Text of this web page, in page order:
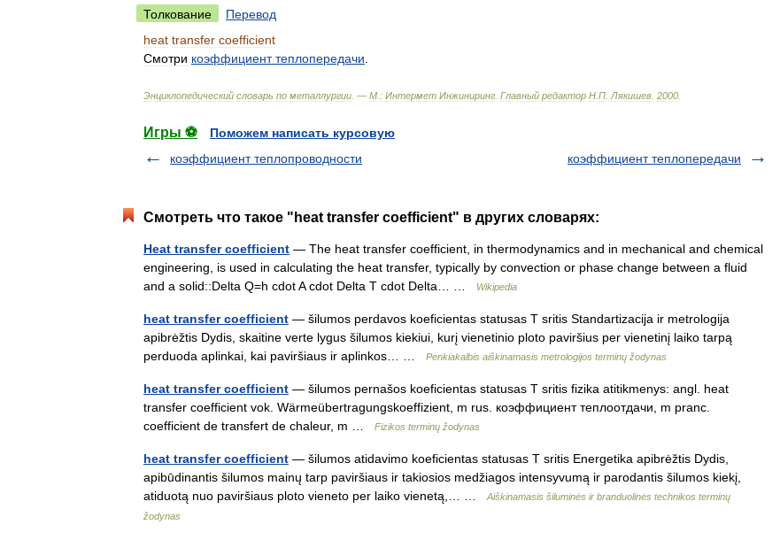
Толкование
Перевод
heat transfer coefficient
Смотри коэффициент теплопередачи
Энциклопедический словарь по металлургии . — М : Интермет Инжиниринг Главный редактор Н П Лякишев 2000
Игры ⚽
Поможем написать курсовую
коэффициент теплопроводности
коэффициент теплопередачи
Смотреть что такое "heat transfer coefficient" в других словарях:
Heat transfer coefficient — The heat transfer coefficient, in thermodynamics and in mechanical and chemical
engineering, is used in calculating the heat transfer, typically by convection or phase change between a fluid
and a solid::Delta Q=h cdot A cdot Delta T cdot Delta… …
Wikipedia
heat transfer coefficient — šilumos perdavos koeficientas statusas T sritis Standartizacija ir metrologija
apibrėžtis Dydis, skaitine verte lygus šilumos kiekiui, kurį vienetinio ploto paviršius per vienetinį laiko tarpą
perduoda aplinkai, kai paviršiaus ir aplinkos… …
Penkiakalbis aiškinamasis metrologijos terminų žodynas
heat transfer coefficient — šilumos pernašos koeficientas statusas T sritis fizika atitikmenys: angl. heat
transfer coefficient vok. Wärmeübertragungskoeffizient, m rus. коэффициент теплоотдачи, m pranc.
coefficient de transfert de chaleur, m …
Fizikos terminų žodynas
heat transfer coefficient — šilumos atidavimo koeficientas statusas T sritis Energetika apibrėžtis Dydis,
apibūdinantis šilumos mainų tarp paviršiaus ir takiosios medžiagos intensyvumą ir parodantis šilumos kiekį,
atiduotą nuo paviršiaus ploto vieneto per laiko vienetą,… …
Aiškinamasis šiluminės ir branduolinės technikos terminų
žodynas